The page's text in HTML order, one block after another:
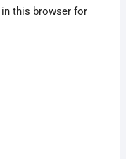
in this browser for